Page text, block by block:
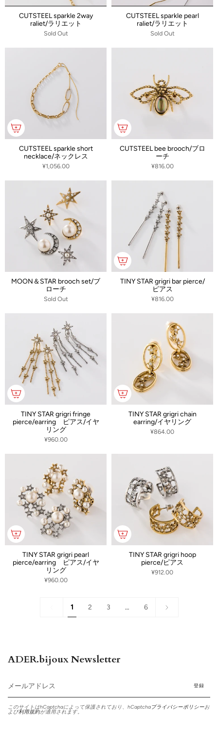
CUTSTEEL sparkle 2way
raliet/ラリエット
Sold Out
CUTSTEEL sparkle pearl
raliet/ラリエット
Sold Out
CUTSTEEL sparkle short
necklace/ネックレス
¥1,056.00
CUTSTEEL bee brooch/ブロ
ーチ
¥816.00
MOON＆STAR brooch set/ブ
ローチ
Sold Out
TINY STAR grigri bar pierce/
ピアス
¥816.00
TINY STAR grigri fringe
pierce/earring ピアス/イヤ
リング
¥960.00
TINY STAR grigri chain
earring/イヤリング
¥864.00
TINY STAR grigri pearl
pierce/earring ピアス/イヤ
リング
¥960.00
TINY STAR grigri hoop
pierce/ピアス
¥912.00
1 2 3 … 6
ADER.bijoux Newsletter
登録
このサイトはhCaptchaによって保護されており、hCaptchaプライバシーポリシーお
よび利用規約が適用されます。